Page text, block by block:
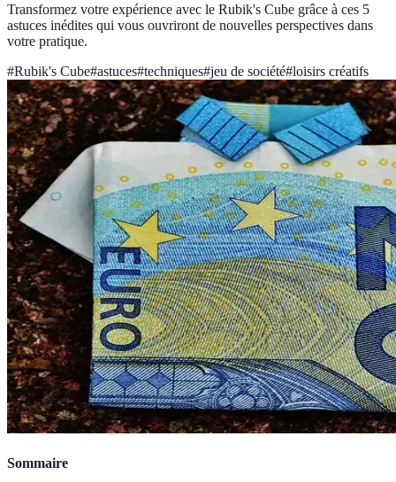
Transformez votre expérience avec le Rubik's Cube grâce à ces 5
astuces inédites qui vous ouvriront de nouvelles perspectives dans
votre pratique.
#Rubik's Cube#astuces#techniques#jeu de société#loisirs créatifs
Sommaire